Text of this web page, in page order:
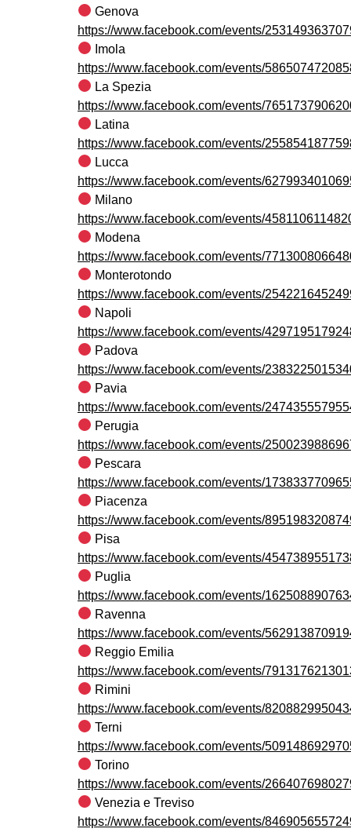
Genova
https://www.facebook.com/events/
Imola
https://www.facebook.com/events/
La Spezia
https://www.facebook.com/events/
Latina
https://www.facebook.com/events/
Lucca
https://www.facebook.com/events/
Milano
https://www.facebook.com/events/
Modena
https://www.facebook.com/events/
Monterotondo
https://www.facebook.com/events/
Napoli
https://www.facebook.com/events/
Padova
https://www.facebook.com/events/
Pavia
https://www.facebook.com/events/
Perugia
https://www.facebook.com/events/
Pescara
https://www.facebook.com/events/
Piacenza
https://www.facebook.com/events/
Pisa
https://www.facebook.com/events/
Puglia
https://www.facebook.com/events/
Ravenna
https://www.facebook.com/events/
Reggio Emilia
https://www.facebook.com/events/
Rimini
https://www.facebook.com/events/
Terni
https://www.facebook.com/events/
Torino
https://www.facebook.com/events/
Venezia e Treviso
https://www.facebook.com/events/